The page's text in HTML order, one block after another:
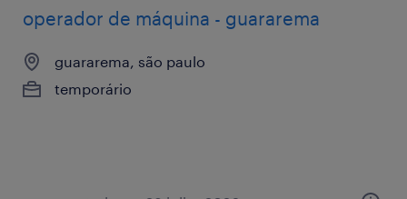
operador de máquina - guararema
guararema, são paulo
temporário